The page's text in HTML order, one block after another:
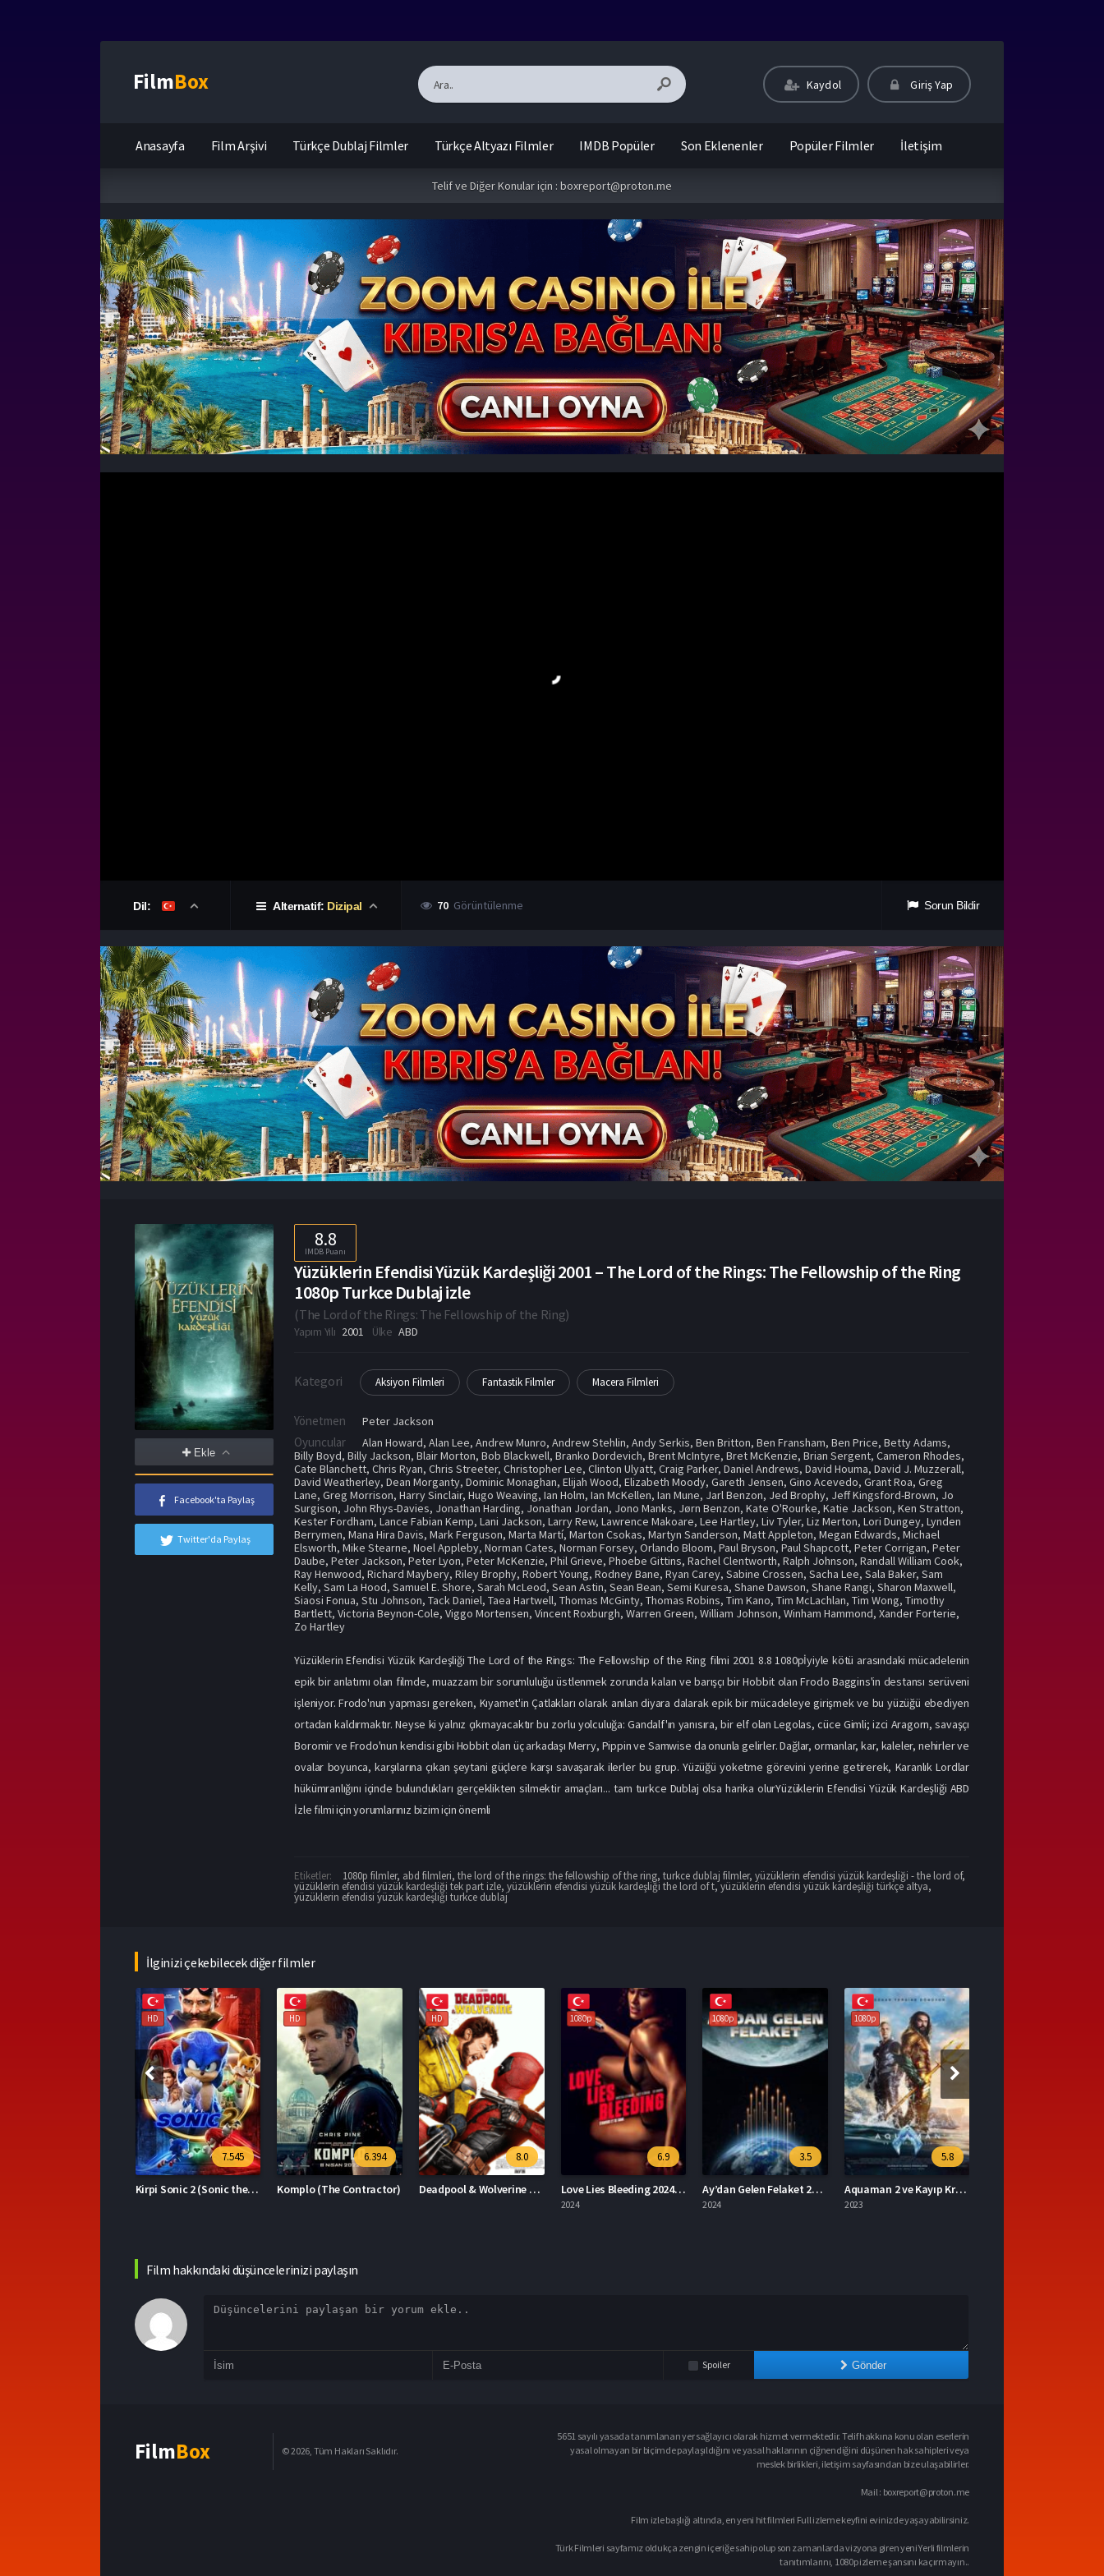
FilmBox Kaydol Giriş Yap
Anasayfa Film Arşivi Türkçe Dublaj Filmler Türkçe Altyazı Filmler IMDB Popüler Son Eklenenler Popüler Filmler İletişim
Telif ve Diğer Konular için : boxreport@proton.me
Dil: Alternatif: Dizipal 70 Görüntülenme Sorun Bildir
Ekle
Facebook'ta Paylaş
Twitter'da Paylaş
8.8
IMDB Puanı
Yüzüklerin Efendisi Yüzük Kardeşliği 2001 – The Lord of the Rings: The Fellowship of the Ring
1080p Turkce Dublaj izle
(The Lord of the Rings: The Fellowship of the Ring)
Yapım Yılı 2001 Ülke ABD
Kategori Aksiyon Filmleri Fantastik Filmler Macera Filmleri
Yönetmen Peter Jackson
Oyuncular Alan Howard,Alan Lee,Andrew Munro,Andrew Stehlin,Andy Serkis,Ben Britton,Ben Fransham,Ben Price,Betty Adams,
Billy Boyd,Billy Jackson,Blair Morton,Bob Blackwell,Branko Dordevich,Brent McIntyre,Bret McKenzie,Brian Sergent,Cameron Rhodes,
Cate Blanchett,Chris Ryan,Chris Streeter,Christopher Lee,Clinton Ulyatt,Craig Parker,Daniel Andrews,David Houma,David J. Muzzerall,
David Weatherley,Dean Morganty,Dominic Monaghan,Elijah Wood,Elizabeth Moody,Gareth Jensen,Gino Acevedo,Grant Roa,Greg
Lane,Greg Morrison,Harry Sinclair,Hugo Weaving,Ian Holm,Ian McKellen,Ian Mune, Jarl Benzon, Jed Brophy, Jeff Kingsford-Brown, Jo
Surgison, John Rhys-Davies, Jonathan Harding, Jonathan Jordan, Jono Manks, Jørn Benzon,Kate O'Rourke,Katie Jackson,Ken Stratton,
Kester Fordham,Lance Fabian Kemp,Lani Jackson,Larry Rew,Lawrence Makoare,Lee Hartley,Liv Tyler,Liz Merton,Lori Dungey,Lynden
Berrymen,Mana Hira Davis,Mark Ferguson,Marta Martí,Marton Csokas,Martyn Sanderson,Matt Appleton,Megan Edwards,Michael
Elsworth,Mike Stearne,Noel Appleby,Norman Cates,Norman Forsey,Orlando Bloom,Paul Bryson,Paul Shapcott,Peter Corrigan,Peter
Daube,Peter Jackson,Peter Lyon,Peter McKenzie,Phil Grieve,Phoebe Gittins,Rachel Clentworth,Ralph Johnson,Randall William Cook,
Ray Henwood,Richard Maybery,Riley Brophy,Robert Young,Rodney Bane,Ryan Carey,Sabine Crossen,Sacha Lee,Sala Baker,Sam
Kelly,Sam La Hood,Samuel E. Shore,Sarah McLeod,Sean Astin,Sean Bean,Semi Kuresa,Shane Dawson,Shane Rangi,Sharon Maxwell,
Siaosi Fonua,Stu Johnson,Tack Daniel,Taea Hartwell,Thomas McGinty,Thomas Robins,Tim Kano,Tim McLachlan,Tim Wong,Timothy
Bartlett,Victoria Beynon-Cole,Viggo Mortensen,Vincent Roxburgh,Warren Green,William Johnson,Winham Hammond,Xander Forterie,
Zo Hartley
Yüzüklerin Efendisi Yüzük Kardeşliği The Lord of the Rings: The Fellowship of the Ring filmi 2001 8.8 1080pİyiyle kötü arasındaki mücadelenin
epik bir anlatımı olan filmde, muazzam bir sorumluluğu üstlenmek zorunda kalan ve barışçı bir Hobbit olan Frodo Baggins'in destansı serüveni
işleniyor. Frodo'nun yapması gereken, Kıyamet'in Çatlakları olarak anılan diyara dalarak epik bir mücadeleye girişmek ve bu yüzüğü ebediyen
ortadan kaldırmaktır. Neyse ki yalnız çıkmayacaktır bu zorlu yolculuğa: Gandalf'ın yanısıra, bir elf olan Legolas, cüce Gimli; izci Aragorn, savaşçı
Boromir ve Frodo'nun kendisi gibi Hobbit olan üç arkadaşı Merry, Pippin ve Samwise da onunla gelirler. Dağlar, ormanlar, kar, kaleler, nehirler ve
ovalar boyunca, karşılarına çıkan şeytani güçlere karşı savaşarak ilerler bu grup. Yüzüğü yoketme görevini yerine getirerek, Karanlık Lordlar
hükümranlığını içinde bulundukları gerçeklikten silmektir amaçları... tam turkce Dublaj olsa harika olurYüzüklerin Efendisi Yüzük Kardeşliği ABD
İzle filmi için yorumlarınız bizim için önemli
Etiketler: 1080p filmler, abd filmleri,the lord of the rings: the fellowship of the ring,turkce dublaj filmler,yüzüklerin efendisi yüzük kardeşliği - the lord of,
yüzüklerin efendisi yüzük kardeşliği tek part izle,yüzüklerin efendisi yüzük kardeşliği the lord of t,yüzüklerin efendisi yüzük kardeşliği türkçe altya,
yüzüklerin efendisi yüzük kardeşliği turkce dublaj
İlginizi çekebilecek diğer filmler
HD
6.394
Komplo (The Contractor)
HD
8.0
Deadpool & Wolverine Deadpool 3
1080p
6.9
Love Lies Bleeding 2024 – Aşk Kanayan Yalanlardır 1080p Turkce Dublaj izle
1080p
3.5
Ay’dan Gelen Felaket 2024 – Ay’dan Gelen Felaket 1080p Turkce Dublaj izle
2024
1080p
5.8
Aquaman 2 ve Kayıp Krallık 2023 – Aquaman 2 ve Kayıp Krallık 1080p Turkce Dublaj izle
2023
1080p
7
Mavka Ormanın Şarkısı 2023 – Yerli Film 1080p Turkce Dublaj izle
2023
Film hakkındaki düşüncelerinizi paylaşın
Spoiler Gönder
FilmBox © 2026, Tüm Hakları Saklıdır.
5651 sayılı yasada tanımlanan yer sağlayıcı olarak hizmet vermektedir. Telif hakkına konu olan eserlerin
yasal olmayan bir biçimde paylaşıldığını ve yasal haklarının çiğnendiğini düşünen hak sahipleri veya
meslek birlikleri, iletişim sayfasından bize ulaşabilirler.
Mail : boxreport@proton.me
Film izle başlığı altında, en yeni hit filmleri Full izleme keyfini evinizde yaşayabilirsiniz.
Türk Filmleri sayfamız oldukça zengin içeriğe sahip olup son zamanlarda vizyona giren yeni Yerli filmlerin
tanıtımlarını, 1080p izleme şansını kaçırmayın..